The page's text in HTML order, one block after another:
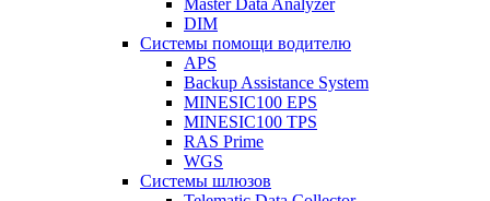
Master Data Analyzer
DIM
Системы помощи водителю
APS
Backup Assistance System
MINESIC100 EPS
MINESIC100 TPS
RAS Prime
WGS
Системы шлюзов